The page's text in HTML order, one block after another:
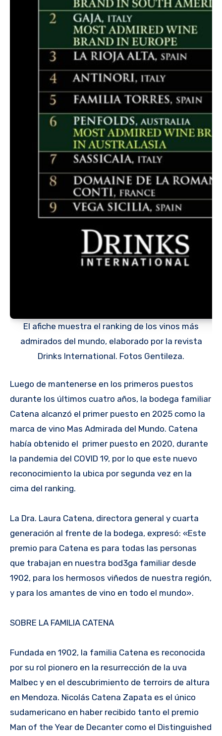
El afiche muestra el ranking de los vinos más
admirados del mundo, elaborado por la revista
Drinks International. Fotos Gentileza.
Luego de mantenerse en los primeros puestos
durante los últimos cuatro años, la bodega familiar
Catena alcanzó el primer puesto en 2025 como la
marca de vino Mas Admirada del Mundo. Catena
había obtenido el primer puesto en 2020, durante
la pandemia del COVID 19, por lo que este nuevo
reconocimiento la ubica por segunda vez en la
cima del ranking.
La Dra. Laura Catena, directora general y cuarta
generación al frente de la bodega, expresó: «Este
premio para Catena es para todas las personas
que trabajan en nuestra bod3ga familiar desde
1902, para los hermosos viñedos de nuestra región,
y para los amantes de vino en todo el mundo».
SOBRE LA FAMILIA CATENA
Fundada en 1902, la familia Catena es reconocida
por su rol pionero en la resurrección de la uva
Malbec y en el descubrimiento de terroirs de altura
en Mendoza. Nicolás Catena Zapata es el único
sudamericano en haber recibido tanto el premio
Man of the Year de Decanter como el Distinguished